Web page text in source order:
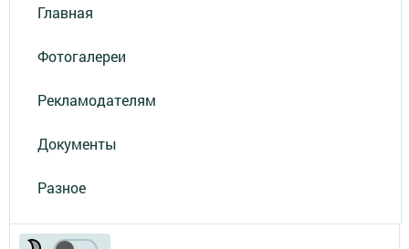
Главная
Фотогалереи
Рекламодателям
Документы
Разное